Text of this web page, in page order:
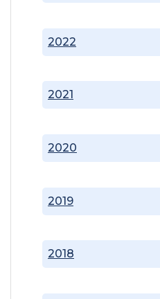
2018
2019
2020
2021
2022